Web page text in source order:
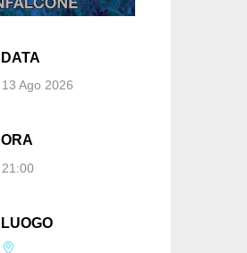
DATA
13 Ago 2026
ORA
21:00
LUOGO